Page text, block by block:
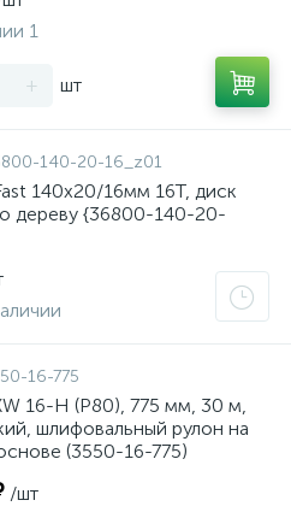
1
+ шт
140-20-16_z01
140x20/16мм 16Т, диск
дереву {36800-140-20-
16-775
16-H (Р80), 775 мм, 30 м,
шлифовальный рулон на
(3550-16-775)
/шт